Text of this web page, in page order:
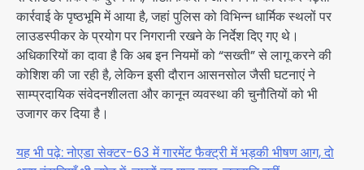
कार्रवाई के पृष्ठभूमि में आया है, जहां पुलिस को विभिन्न धार्मिक स्थलों पर
लाउडस्पीकर के प्रयोग पर निगरानी रखने के निर्देश दिए गए थे।
अधिकारियों का दावा है कि अब इन नियमों को “सख्ती” से लागू करने की
कोशिश की जा रही है, लेकिन इसी दौरान आसनसोल जैसी घटनाएं ने
साम्प्रदायिक संवेदनशीलता और कानून व्यवस्था की चुनौतियों को भी
उजागर कर दिया है।
यह भी पढ़े: नोएडा सेक्टर-63 में गारमेंट फैक्ट्री में भड़की भीषण आग, दो